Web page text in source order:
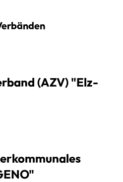
(AZV) "Elz-